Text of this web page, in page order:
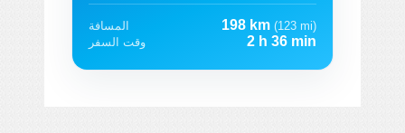
المسافة 198 km (123 mi)
وقت السفر
2 h 36 min